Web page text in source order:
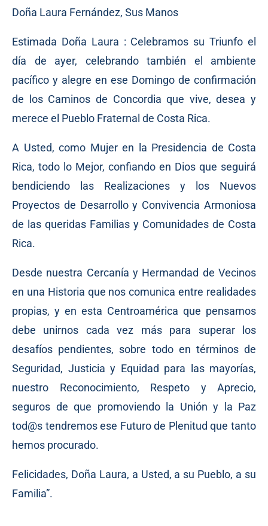
Doña Laura Fernández, Sus Manos
Estimada Doña Laura : Celebramos su Triunfo el
día de ayer, celebrando también el ambiente
pacífico y alegre en ese Domingo de confirmación
de los Caminos de Concordia que vive, desea y
merece el Pueblo Fraternal de Costa Rica.
A Usted, como Mujer en la Presidencia de Costa
Rica, todo lo Mejor, confiando en Dios que seguirá
bendiciendo las Realizaciones y los Nuevos
Proyectos de Desarrollo y Convivencia Armoniosa
de las queridas Familias y Comunidades de Costa
Rica.
Desde nuestra Cercanía y Hermandad de Vecinos
en una Historia que nos comunica entre realidades
propias, y en esta Centroamérica que pensamos
debe unirnos cada vez más para superar los
desafíos pendientes, sobre todo en términos de
Seguridad, Justicia y Equidad para las mayorías,
nuestro Reconocimiento, Respeto y Aprecio,
seguros de que promoviendo la Unión y la Paz
tod@s tendremos ese Futuro de Plenitud que tanto
hemos procurado.
Felicidades, Doña Laura, a Usted, a su Pueblo, a su
Familia”.